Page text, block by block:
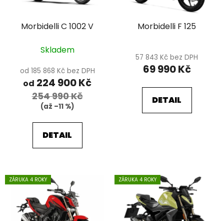
Morbidelli C 1002 V
Skladem
od 185 868 Kč bez DPH
od 224 900 Kč
254 990 Kč
(až –11 %)
DETAIL
Morbidelli F 125
57 843 Kč bez DPH
69 990 Kč
DETAIL
ZÁRUKA 4 ROKY ZÁRUKA 4 ROKY